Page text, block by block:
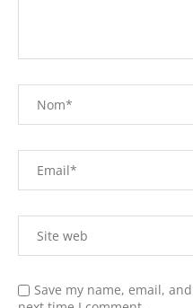
Save my name, email,